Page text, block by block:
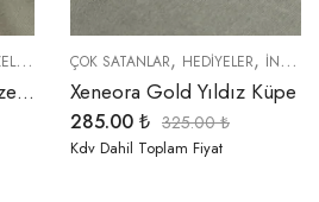
ÇOK SATANLAR,HEDIYELER,İNDIRIMLI ÜRÜNLER
Xeneora Gold Yıldız Küpe
285.00₺ 325.00₺
Kdv Dahil Toplam Fiyat